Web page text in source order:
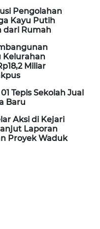
Pengolahan
Kayu Putih
dari Rumah
Kelurahan
Miliar
Tepis Sekolah Jual
Baru
Aksi di Kejari
Laporan
Proyek Waduk